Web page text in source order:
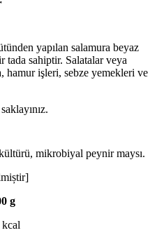
yapılan salamura beyaz
sahiptir. Salatalar veya
işleri, sebze yemekleri ve
mikrobiyal peynir maysı.
g